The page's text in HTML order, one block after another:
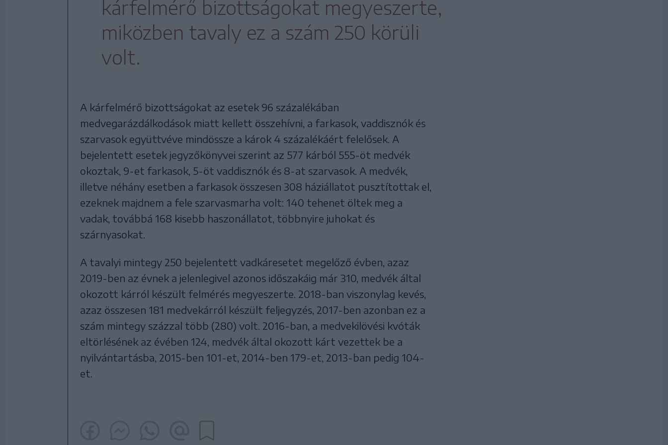
kárfelmérő bizottságokat megyeszerte,
miközben tavaly ez a szám 250 körüli
volt.
A kárfelmérő bizottságokat az esetek 96 százalékában
medvegarázdálkodások miatt kellett összehívni, a farkasok, vaddisznók és
szarvasok együttvéve mindössze a károk 4 százalékáért felelősek. A
bejelentett esetek jegyzőkönyvei szerint az 577 kárból 555-öt medvék
okoztak, 9-et farkasok, 5-öt vaddisznók és 8-at szarvasok. A medvék,
illetve néhány esetben a farkasok összesen 308 háziállatot pusztítottak el,
ezeknek majdnem a fele szarvasmarha volt: 140 tehenet öltek meg a
vadak, továbbá 168 kisebb haszonállatot, többnyire juhokat és
szárnyasokat.
A tavalyi mintegy 250 bejelentett vadkáresetet megelőző évben, azaz
2019-ben az évnek a jelenlegivel azonos időszakáig már 310, medvék által
okozott kárról készült felmérés megyeszerte. 2018-ban viszonylag kevés,
azaz összesen 181 medvekárról készült feljegyzés, 2017-ben azonban ez a
szám mintegy százzal több (280) volt. 2016-ban, a medvekilövési kvóták
eltörlésének az évében 124, medvék által okozott kárt vezettek be a
nyilvántartásba, 2015-ben 101-et, 2014-ben 179-et, 2013-ban pedig 104-
et.